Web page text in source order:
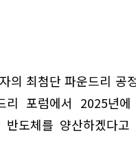
의 최첨단 파운드리 공
리 포럼에서 2025년
도체를 양산하겠다